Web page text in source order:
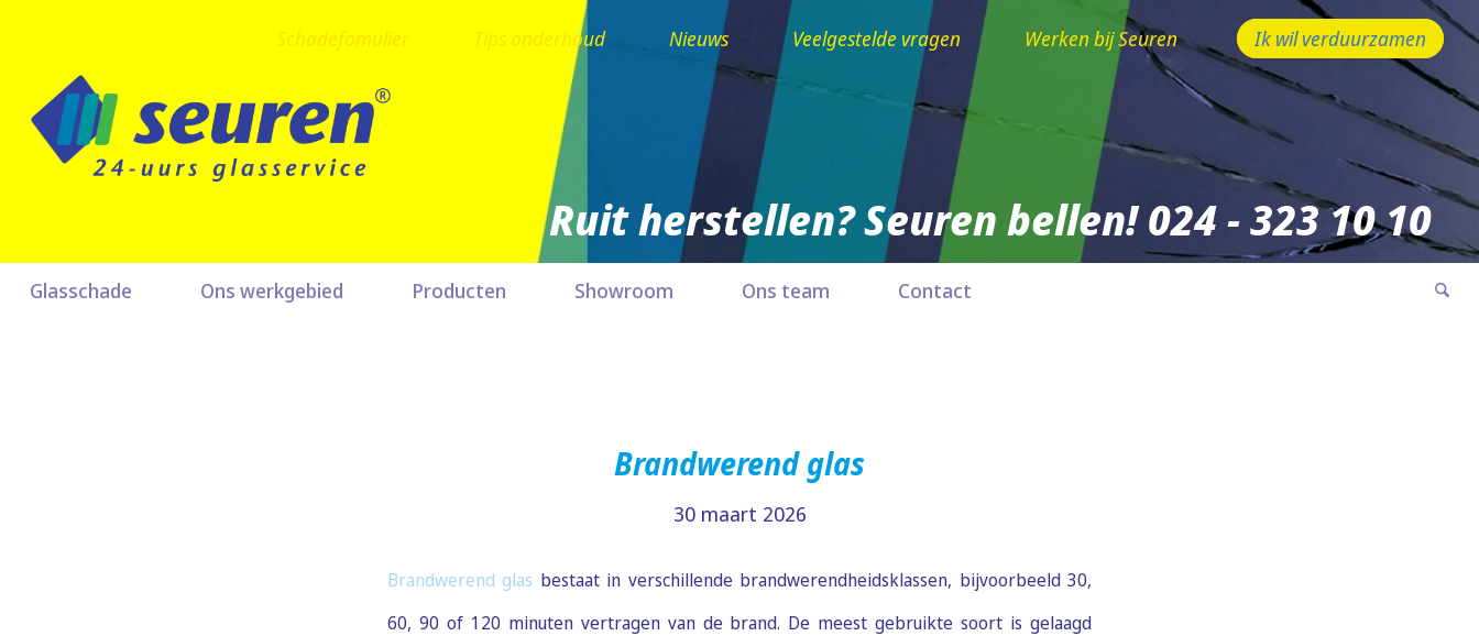
Schadefomulier Tips onderhoud Nieuws Veelgestelde vragen Werken bij Seuren Ik wil verduurzamen
Ruit herstellen? Seuren bellen! 024 - 323 10 10
Glasschade Ons werkgebied Producten Showroom Ons team Contact
Brandwerend glas
30 maart 2026
Brandwerend glas bestaat in verschillende brandwerendheidsklassen, bijvoorbeeld 30,
60, 90 of 120 minuten vertragen van de brand. De meest gebruikte soort is gelaagd